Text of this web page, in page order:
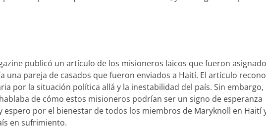
publicó un artículo de los misioneros laicos que fueron
una pareja de casados que fueron enviados a Haití. El artículo
por la situación política allá y la inestabilidad del país. Sin embargo,
de cómo estos misioneros podrían ser un signo de esperanza
espero por el bienestar de todos los miembros de Maryknoll en Haití
en sufrimiento.